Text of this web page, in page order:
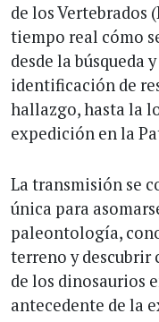
de los Vertebrados
tiempo real cómo
desde la búsqueda
identificación de
hallazgo, hasta la
expedición en la
La transmisión se
única para
paleontología,
terreno y descubrir
de los dinosaurios
antecedente de la